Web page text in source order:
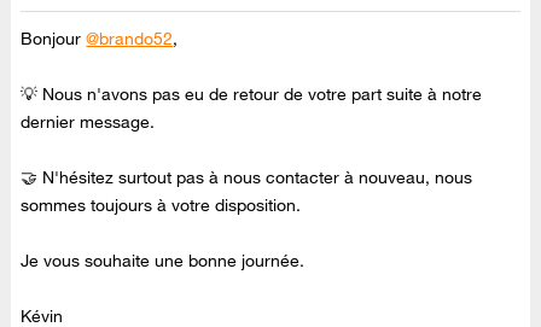
Bonjour@brando52,
💡 Nous n'avons pas eu de retour de votre part suite à notre
dernier message.
🤝 N'hésitez surtout pas à nous contacter à nouveau, nous
sommes toujours à votre disposition.
Je vous souhaite une bonne journée.
Kévin